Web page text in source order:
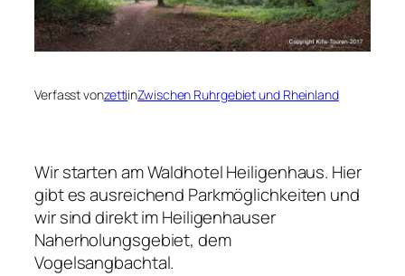
Verfasst vonzettiinZwischen Ruhrgebiet und Rheinland
Wir starten am Waldhotel Heiligenhaus. Hier
gibt es ausreichend Parkmöglichkeiten und
wir sind direkt im Heiligenhauser
Naherholungsgebiet, dem
Vogelsangbachtal.